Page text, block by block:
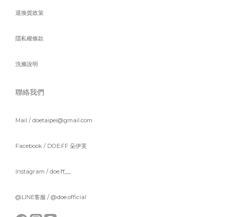
退換貨政策
隱私權條款
洗滌說明
聯絡我們
Mail / doetaipei@gmail.com
Facebook / DOE.FF 朵伊芙
Instagram / doe.ff__
@LINE客服 / @doe.official